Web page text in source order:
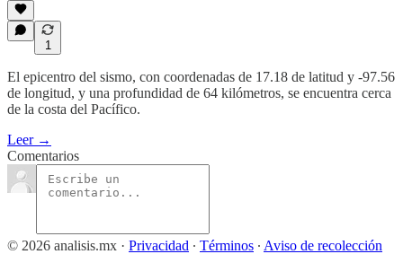
1
El epicentro del sismo, con coordenadas de 17.18 de latitud y -97.56
de longitud, y una profundidad de 64 kilómetros, se encuentra cerca
de la costa del Pacífico.
Leer →
Comentarios
© 2026 analisis.mx · Privacidad ∙ Términos ∙ Aviso de recolección